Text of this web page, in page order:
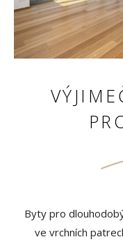
Byty pro
ve vrchních